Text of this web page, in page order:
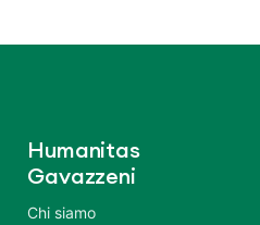
Humanitas
Gavazzeni
Chi siamo